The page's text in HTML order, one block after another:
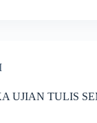
UJIAN TULIS